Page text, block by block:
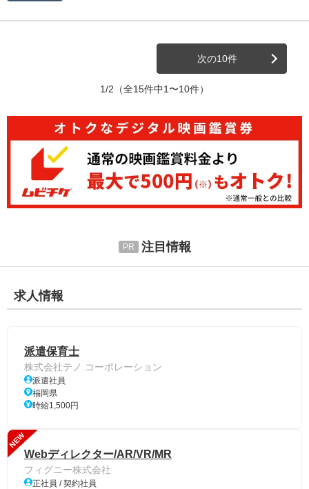
次の10件
1/2 （全15件中1〜10件）
注目情報
求人情報
派遣保育士
株式会社テノ.コーポレーション
派遣社員
福岡県
時給1,500円
NEW
Webディレクター/AR/VR/MR
フィグニー株式会社
正社員 / 契約社員